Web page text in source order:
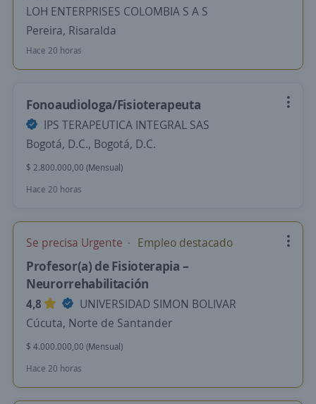
LOH ENTERPRISES COLOMBIA S A S
Pereira, Risaralda
Hace 20 horas
Fonoaudiologa/Fisioterapeuta
IPS TERAPEUTICA INTEGRAL SAS
Bogotá, D.C., Bogotá, D.C.
$ 2.800.000,00 (Mensual)
Hace 20 horas
Se precisa Urgente Empleo destacado
Profesor(a) de Fisioterapia –
Neurorrehabilitación
4,8
UNIVERSIDAD SIMON BOLIVAR
Cúcuta, Norte de Santander
$ 4.000.000,00 (Mensual)
Hace 20 horas